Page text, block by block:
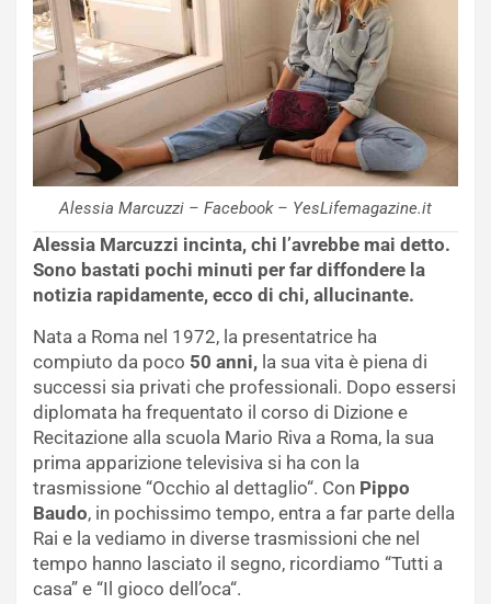
Alessia Marcuzzi – Facebook – YesLifemagazine.it
Alessia Marcuzzi incinta, chi l’avrebbe mai detto.
Sono bastati pochi minuti per far diffondere la
notizia rapidamente, ecco di chi, allucinante.
Nata a Roma nel 1972, la presentatrice ha
compiuto da poco 50 anni, la sua vita è piena di
successi sia privati che professionali. Dopo essersi
diplomata ha frequentato il corso di Dizione e
Recitazione alla scuola Mario Riva a Roma, la sua
prima apparizione televisiva si ha con la
trasmissione “Occhio al dettaglio“. Con Pippo
Baudo, in pochissimo tempo, entra a far parte della
Rai e la vediamo in diverse trasmissioni che nel
tempo hanno lasciato il segno, ricordiamo “Tutti a
casa” e “Il gioco dell’oca“.